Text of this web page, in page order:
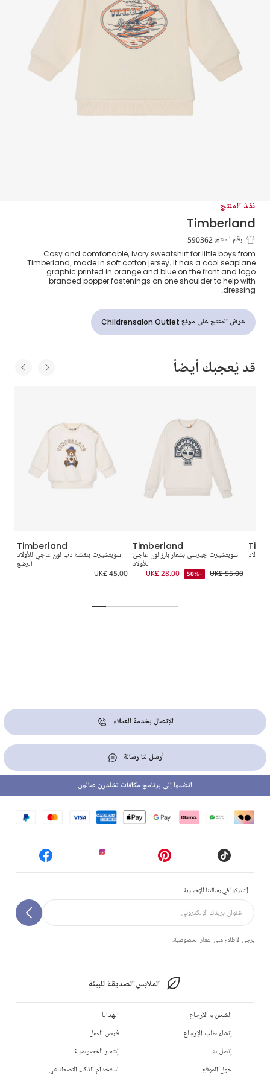
نفذ المنتج
Timberland
سويتشيرت مزيج قطن لون عاجي للمواليد
رقم المنتج 590362
Cosy and comfortable, ivory sweatshirt for little boys from
Timberland, made in soft cotton jersey. It has a cool seaplane
graphic printed in orange and blue on the front and logo
branded popper fastenings on one shoulder to help with
dressing.
عرض المنتج على موقع Childrensalon Outlet
قد يُعجبك أيضاً
Timberland
سويتشيرت بنقشة دب لون عاجي للأولاد
الرضع
UK£ 45.00
Timberland
سويتشيرت جيرسي بشعار بارز لون عاجي
للأولاد
UK£ 55.00
-50%
UK£ 28.00
الإتصال بخدمة العملاء
أرسل لنا رسالة
إشتركوا في رسالتنا الإخبارية
يرجى الاطلاع على إشعار الخصوصية.
الملابس الصديقة للبيئة
انضموا إلى برنامج مكافآت تشلدرن صالون
الشحن و الأرجاع
إنشاء طلب الإرجاع
إتصل بنا
حول الموقع
الهدايا
فرص العمل
إشعار الخصوصية
استخدام الذكاء الاصطناعي